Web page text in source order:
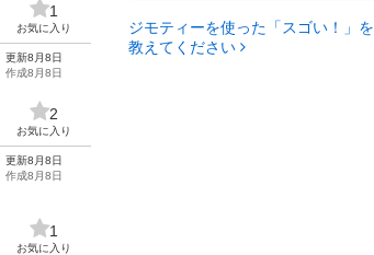
1
お気に入り
更新8月8日
作成8月8日
2
お気に入り
更新8月8日
作成8月8日
1
お気に入り
ジモティーを使った「スゴい！」を
教えてください